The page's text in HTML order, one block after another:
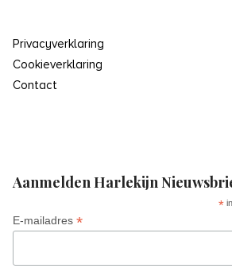
Privacyverklaring
Cookieverklaring
Contact
Aanmelden Harlekijn
*
E-mailadres *